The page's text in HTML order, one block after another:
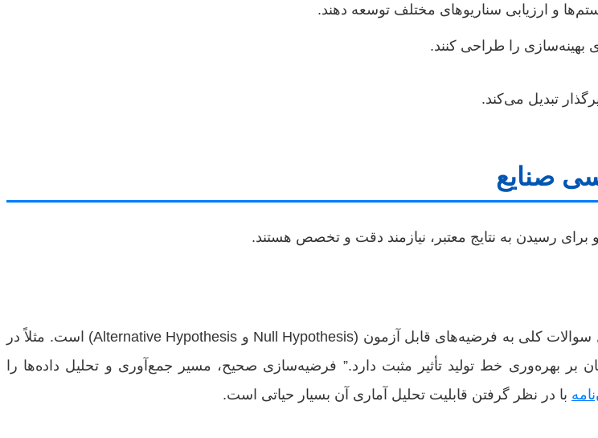
و ارزیابی سناریوهای مختلف توسعه دهند.
بهینه‌سازی را طراحی کنند.
تبدیل می‌کند.
صنایع
رسیدن به نتایج معتبر، نیازمند دقت و تخصص هستند.
به وضوح تعریف شود. این مرحله شامل تبدیل سوالات کلی به فرضیه‌های قابل آزمون (Null Hypothesis و Alternative Hypothesis) است. مثلاً در
بهره‌وری خط تولید تأثیر مثبت دارد.” فرضیه‌سازی صحیح، مسیر جمع‌آوری و تحلیل داده‌ها را
با در نظر گرفتن قابلیت تحلیل آماری آن بسیار حیاتی است.